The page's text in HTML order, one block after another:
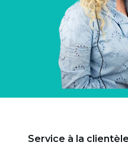
Service à la clientèle